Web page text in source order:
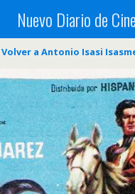
Nuevo Diario de Cine
Volver a Antonio Isasi